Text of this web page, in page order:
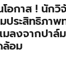
อกาส ! นัก
ประสิทธิภา
ลงจากปาล์
อม